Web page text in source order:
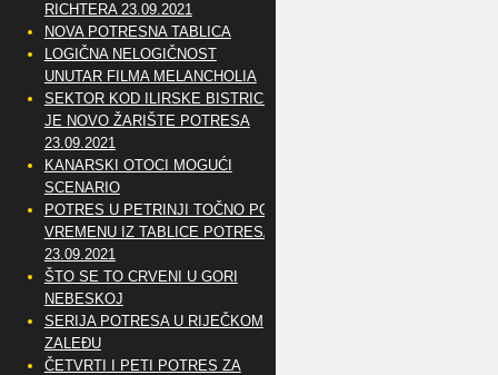
RICHTERA 23.09.2021
NOVA POTRESNA TABLICA
LOGIČNA NELOGIČNOST
UNUTAR FILMA MELANCHOLIA
SEKTOR KOD ILIRSKE BISTRICE
JE NOVO ŽARIŠTE POTRESA
23.09.2021
KANARSKI OTOCI MOGUĆI
SCENARIO
POTRES U PETRINJI TOČNO PO
VREMENU IZ TABLICE POTRESA
23.09.2021
ŠTO SE TO CRVENI U GORI
NEBESKOJ
SERIJA POTRESA U RIJEČKOM
ZALEĐU
ČETVRTI I PETI POTRES ZA